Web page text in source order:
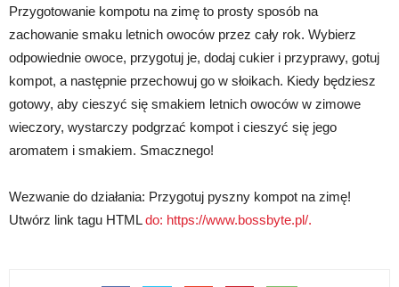
Przygotowanie kompotu na zimę to prosty sposób na
zachowanie smaku letnich owoców przez cały rok. Wybierz
odpowiednie owoce, przygotuj je, dodaj cukier i przyprawy, gotuj
kompot, a następnie przechowuj go w słoikach. Kiedy będziesz
gotowy, aby cieszyć się smakiem letnich owoców w zimowe
wieczory, wystarczy podgrzać kompot i cieszyć się jego
aromatem i smakiem. Smacznego!
Wezwanie do działania: Przygotuj pyszny kompot na zimę!
Utwórz link tagu HTMLdo: https://www.bossbyte.pl/.